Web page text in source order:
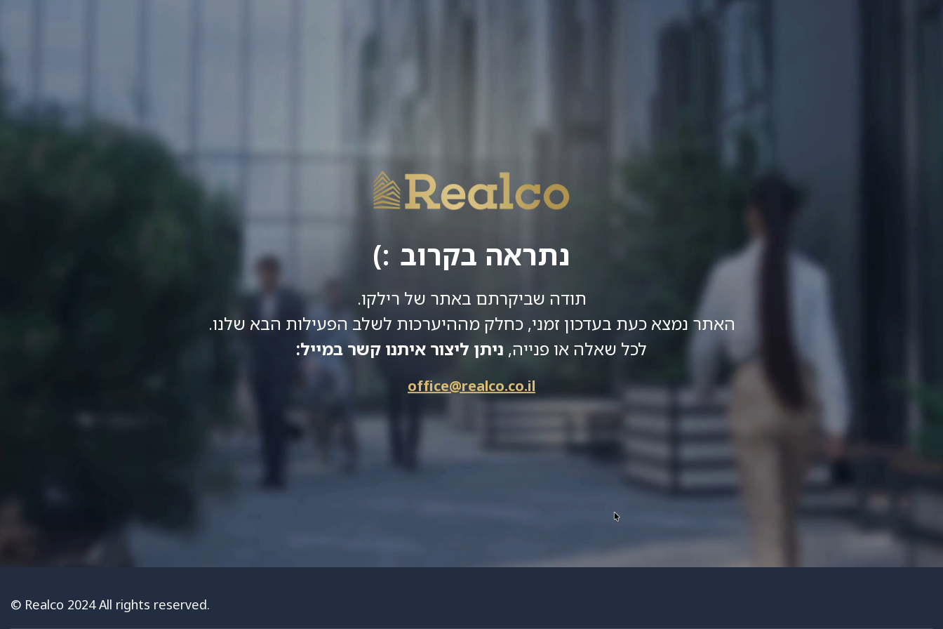
נתראה בקרוב
תודה שביקרתם באתר של רילקו.
האתר נמצא כעת בעדכון זמני, כחלק מההיערכות לשלב הפעילות הבא שלנו.
לכל שאלה או פנייה, ניתן ליצור איתנו קשר במייל:
office@realco.co.il
© Realco 2024 All rights reserved.